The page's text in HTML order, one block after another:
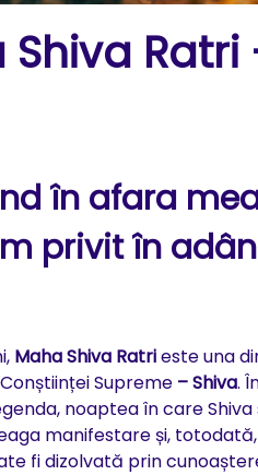
Shiva
în afara
privit în
Maha Shiva Ratrieste una
Supreme – Shiva.
noaptea în care
manifestare și,
fi dizolvată prin